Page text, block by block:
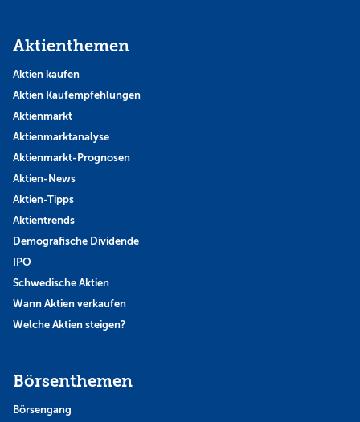
Aktienthemen
Aktien kaufen
Aktien Kaufempfehlungen
Aktienmarkt
Aktienmarktanalyse
Aktienmarkt-Prognosen
Aktien-News
Aktien-Tipps
Aktientrends
Demografische Dividende
IPO
Schwedische Aktien
Wann Aktien verkaufen
Welche Aktien steigen?
Börsenthemen
Börsengang